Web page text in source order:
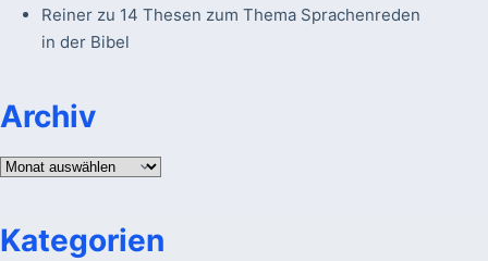
Reinerzu 14 Thesen zum Thema Sprachenreden
in der Bibel
Archiv
Archiv
Kategorien